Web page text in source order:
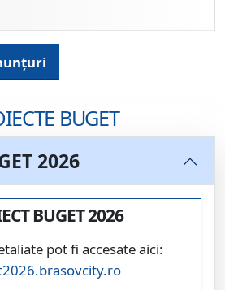
BUGET
2026
BUGET 2026
pot fi accesate aici: